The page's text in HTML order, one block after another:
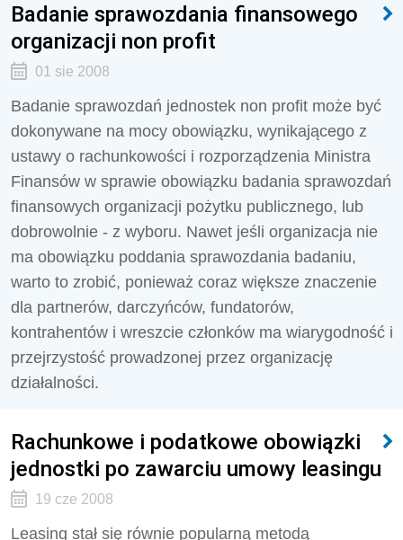
Badanie sprawozdania finansowego
organizacji non profit
01 sie 2008
Badanie sprawozdań jednostek non profit może być
dokonywane na mocy obowiązku, wynikającego z
ustawy o rachunkowości i rozporządzenia Ministra
Finansów w sprawie obowiązku badania sprawozdań
finansowych organizacji pożytku publicznego, lub
dobrowolnie - z wyboru. Nawet jeśli organizacja nie
ma obowiązku poddania sprawozdania badaniu,
warto to zrobić, ponieważ coraz większe znaczenie
dla partnerów, darczyńców, fundatorów,
kontrahentów i wreszcie członków ma wiarygodność i
przejrzystość prowadzonej przez organizację
działalności.
Rachunkowe i podatkowe obowiązki
jednostki po zawarciu umowy leasingu
19 cze 2008
Leasing stał się równie popularną metodą